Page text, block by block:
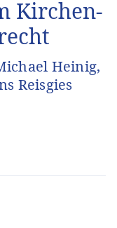
Kirchen-
Heinig,
Reisgies